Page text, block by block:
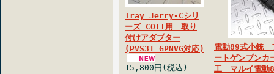
Iray Jerry-Cシリ
ーズ COTI用 取り
付けアダプター
(PVS31 GPNVG対応)
15,800円(税込)
電動89式小銃
ートゲンブンカ
工 マルイ電動